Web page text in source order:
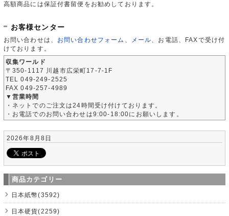
高額商品には保証付書留便をお勧めしております。
お客様センター
お問い合わせは、 お問い合わせフォーム メール 、お電話、FAXで受け付
けております。
収集ワールド
〒350-1117 川越市広栄町17-7-1F
TEL 049-249-2525
FAX 049-257-4989
▼営業時間
・ネットでのご注文は24時間受け付けております。
・お電話でのお問い合わせは9:00-18:00にお願いします。
2026年8月8日
商品カテゴリー
日本紙幣(3592)
日本硬貨(2259)